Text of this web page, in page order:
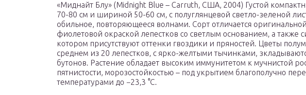
«Миднайт Блу» (Midnight Blue – Carruth, США, 2004) Густой
70-80 см и шириной 50-60 см, с полуглянцевой светло-зеленой
обильное, повторяющееся волнами. Сорт отличается
фиолетовой окраской лепестков со светлым основанием, а также
котором присутствуют оттенки гвоздики и пряностей. Цветы
среднем из 20 лепестков, с ярко-желтыми тычинками,
бутонов. Растение обладает высоким иммунитетом к мучнистой
пятнистости, морозостойкостью – под укрытием благополучно
температурами до −23,3 °С.